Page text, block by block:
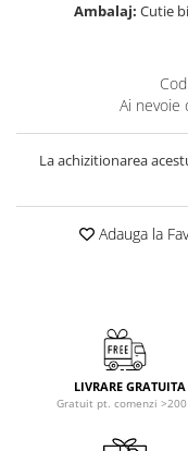
Ambalaj: Cutie
Ai nevoie
La achizitionarea
Adauga la
LIVRARE GRATUITA
Gratuit pt. comenzi